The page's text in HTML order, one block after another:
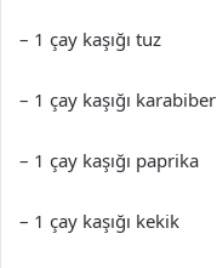
– 1 çay kaşığı tuz
– 1 çay kaşığı karabiber
– 1 çay kaşığı paprika
– 1 çay kaşığı kekik